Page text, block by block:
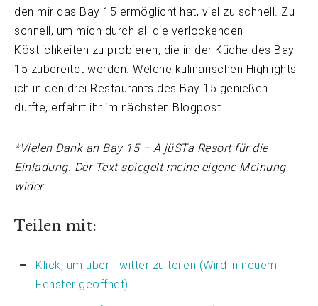
den mir das Bay 15 ermöglicht hat, viel zu schnell. Zu
schnell, um mich durch all die verlockenden
Köstlichkeiten zu probieren, die in der Küche des Bay
15 zubereitet werden. Welche kulinarischen Highlights
ich in den drei Restaurants des Bay 15 genießen
durfte, erfahrt ihr im nächsten Blogpost.
*Vielen Dank an Bay 15 – A jüSTa Resort für die
Einladung. Der Text spiegelt meine eigene Meinung
wider.
Teilen mit:
Klick, um über Twitter zu teilen (Wird in neuem
Fenster geöffnet)